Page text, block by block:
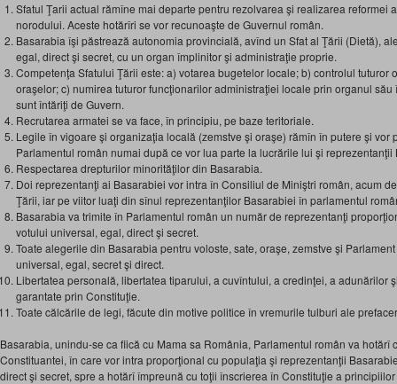
Sfatul Ţarii actual rămîne mai departe pentru rezolvarea şi realizarea reformei
norodului. Aceste hotărîri se vor recunoaşte de Guvernul român.
Basarabia îşi păstrează autonomia provincială, avînd un Sfat al Ţării (Dietă),
egal, direct şi secret, cu un organ împlinitor şi administraţie proprie.
Competenţa Sfatului Ţării este: a) votarea bugetelor locale; b) controlul tuturor
oraşelor; c) numirea tuturor funcţionarilor administraţiei locale prin organul
sunt întăriţi de Guvern.
Recrutarea armatei se va face, în principiu, pe baze teritoriale.
Legile în vigoare şi organizaţia locală (zemstve şi oraşe) rămîn în putere şi vor
Parlamentul român numai după ce vor lua parte la lucrările lui şi reprezentanţii
Respectarea drepturilor minorităţilor din Basarabia.
Doi reprezentanţi ai Basarabiei vor intra în Consiliul de Miniştri român, acum
Ţării, iar pe viitor luaţi din sînul reprezentanţilor Basarabiei în parlamentul
Basarabia va trimite în Parlamentul român un număr de reprezentanţi
votului universal, egal, direct şi secret.
Toate alegerile din Basarabia pentru voloste, sate, oraşe, zemstve şi
universal, egal, secret şi direct.
Libertatea personală, libertatea tiparului, a cuvîntului, a credinţei, a adunărilor
garantate prin Constituţie.
Toate călcările de legi, făcute din motive politice în vremurile tulburi ale
Basarabia, unindu-se ca fiică cu Mama sa România, Parlamentul român va hotărî
Constituantei, în care vor intra proporţional cu populaţia şi reprezentanţii
direct şi secret, spre a hotărî împreună cu toţii înscrierea în Constituţie a